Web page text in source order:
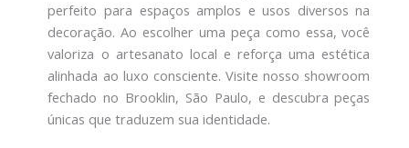
perfeito para espaços amplos e usos diversos na
decoração. Ao escolher uma peça como essa, você
valoriza o artesanato local e reforça uma estética
alinhada ao luxo consciente. Visite nosso showroom
fechado no Brooklin, São Paulo, e descubra peças
únicas que traduzem sua identidade.